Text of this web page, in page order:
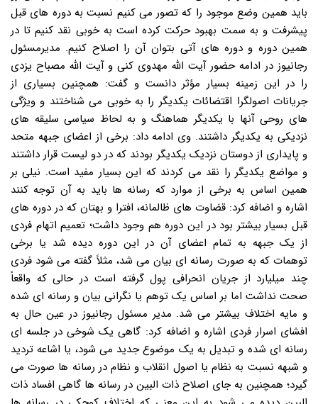
باید همین وضع موجود را که تصور می کنیم نسبت به دوره های قبل
پیشرفت و به سمت بهبود حرکت کرده است به خوبی نقد کنیم تا در
همین دوره و دوره های آتی بتوان آن را اصلاح کنیم. مدیرمسئول
رجانیوز در ادامه حضور آیت الله مهدوی کنی و آیت الله مصباح یزدی
را در این زمینه بسیار مؤثر دانست و گفت: همچنین بسیاری از
جریانات اصولگرا اقتضائات یکدیگر را به خوبی می شناختند و ویژگی
های روحی آنها با یکدیگر هماهنگ و به لحاظ سیاسی سلیقه های
نزدیکی به یکدیگر داشتند. وی ادامه داد: برخی از اعضای جبهه متحد
و پایداری از دوستان نزدیک یکدیگر بودند که در دو لیست قرار داشتند
و مواضع یکدیگر را نقد می کردند که این بسیار مفید است. نیلی بر
همین اساس به برخی از موارد که رسانه ها باید به آن توجه کنند
اشاره و اضافه کرد: قضاوت های ظالمانه، افترا و بهتان که در دوره های
قبل بسیار بیشتر بود در این دوره هم وجود داشت؛ تعمیم اتهام فردی
از یک جبهه به تمام اعضای آن در این دوره دیده شد یا برخی
توهمات که به صورت رسانه ای بیان می شد، مثلاً گفته می شود فردی
چند میلیارد از جریان انحرافی پول گرفته است در حالی که واقعاً
صحت نداشت اما بر اساس یک توهم یا نگرانی بیان و رسانه ای شده
و مایه اختلاف بیشتر می شد. مدیر مسئول رجانیوز در عین حال به
افشای اسرار فردی اشاره و اضافه کرد: گاهی یک شوخی در جلسه ای
رسانه ای شده و تبدیل به یک موضوع جدید می شود، یا اشاعه تردید
و شبهه نسبت به نظام یا اصول انقلاب و نظام در رسانه ها صورت می
گیرد؛ همچنین به جای اصلاح ذات البین در رسانه ها گاهی افساد ذات